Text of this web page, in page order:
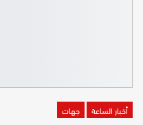
أخبار الساعة جهات